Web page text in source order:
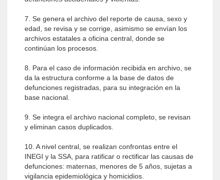
7. Se genera el archivo del reporte de causa, sexo y
edad, se revisa y se corrige, asimismo se envían los
archivos estatales a oficina central, donde se
continúan los procesos.
8. Para el caso de información recibida en archivo, se
da la estructura conforme a la base de datos de
defunciones registradas, para su integración en la
base nacional.
9. Se integra el archivo nacional completo, se revisan
y eliminan casos duplicados.
10. A nivel central, se realizan confrontas entre el
INEGI y la SSA, para ratificar o rectificar las causas de
defunciones: maternas, menores de 5 años, sujetas a
vigilancia epidemiológica y homicidios.